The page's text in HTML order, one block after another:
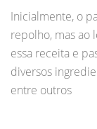
Inicialmente, o
repolho, mas ao
essa receita e
diversos
entre outros